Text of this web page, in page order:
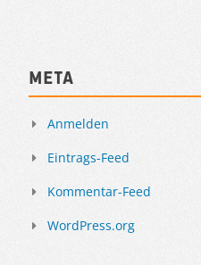
Meta
Anmelden
Eintrags-Feed
Kommentar-Feed
WordPress.org